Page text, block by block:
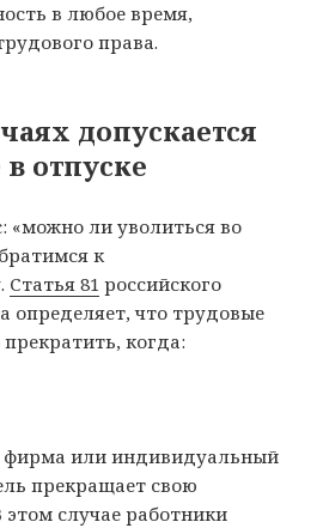
в любое время,
права.
допускается
отпуске
«можно ли уволиться во
к
Статья 81 российского
определяет, что трудовые
когда:
фирма или индивидуальный
прекращает свою
этом случае работники